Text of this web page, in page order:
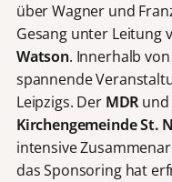
über Wagner und
Gesang unter Leitung
Watson. Innerhalb
spannende
Leipzigs. Der MDR
Kirchengemeinde St.
intensive
das Sponsoring hat